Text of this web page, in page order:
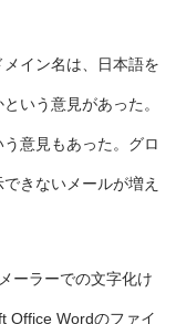
イン名は、日本語を
いう意見があった。
意見もあった。グロ
きないメールが増え
ーラーでの文字化け
Office Wordのファイ